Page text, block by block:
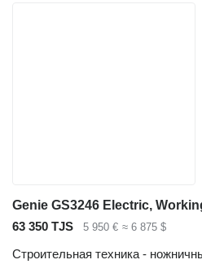
63 350 TJS 5 950 € ≈ 6 875 $
Строительная техника -